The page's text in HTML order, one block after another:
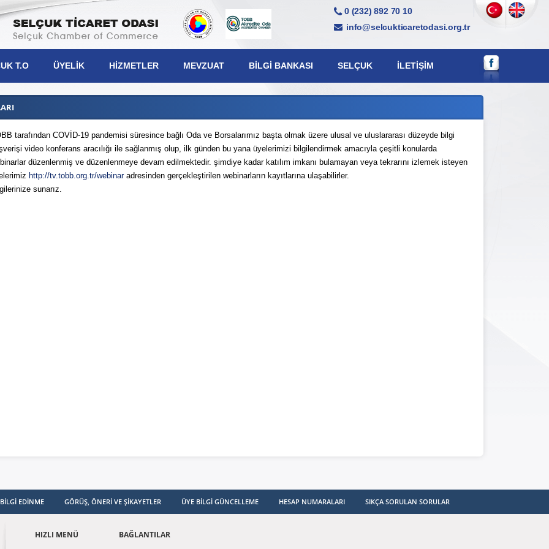
0 (232) 892 70 10
info@selcukticaretodasi.org.tr
T.O
Komiteleri
ÜYELIK HIZMETLER MEVZUAT BILGI BANKASI SELÇUK İLETIŞIM
tarafından COVİD-19 pandemisi süresince bağlı Oda ve Borsalarımız başta olmak üzere ulusal ve uluslararası düzeyde bilgi
video konferans aracılığı ile sağlanmış olup, ilk günden bu yana üyelerimizi bilgilendirmek amacıyla çeşitli konularda
düzenlenmiş ve düzenlenmeye devam edilmektedir. şimdiye kadar katılım imkanı bulamayan veya tekrarını izlemek isteyen
http://tv.tobb.org.tr/webinaradresinden gerçekleştirilen webinarların kayıtlarına ulaşabilirler.
sunarız.
BILGI EDINME GÖRÜŞ, ÖNERI VE ŞIKAYETLER ÜYE BILGI GÜNCELLEME HESAP NUMARALARI SIKÇA SORULAN SORULAR
HIZLI MENÜ BAĞLANTILAR